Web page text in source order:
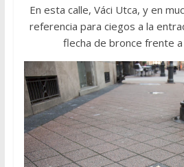
En esta calle, Váci Utca, y en
referencia para ciegos a la
flecha de bronce frente